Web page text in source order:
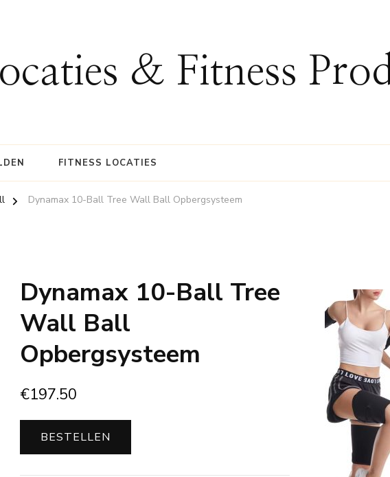
& Fitness
FITNESS LOCATIES
Dynamax 10-Ball Tree Wall Ball Opbergsysteem
Dynamax 10-Ball Tree
Wall Ball
Opbergsysteem
€197.50
BESTELLEN